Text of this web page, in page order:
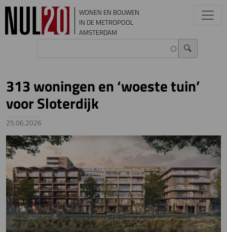
Overslaan en naar de inhoud gaan
WONEN EN BOUWEN
IN DE METROPOOL
AMSTERDAM
313 woningen en ‘woeste tuin’
voor Sloterdijk
25.06.2026
Image